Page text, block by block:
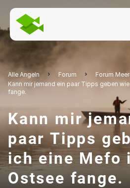
Alle Angeln Forum
Forum
Kann mir jemand ein paar Tipps geben
fange.
Kann mir
paar Tipps
ich eine Mefo
Ostsee fange.